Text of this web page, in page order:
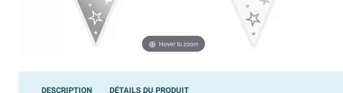
Hover to zoom
DESCRIPTION DÉTAILS DU PRODUIT